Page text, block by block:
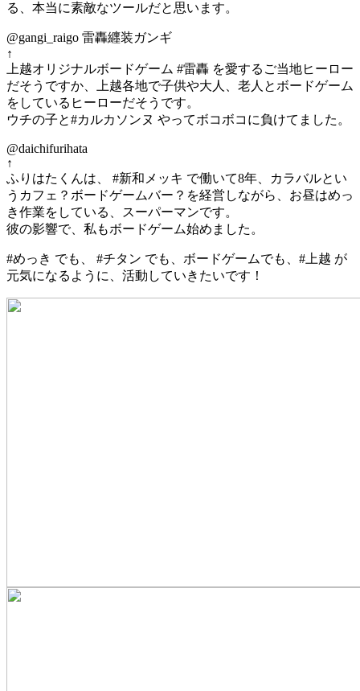
る、本当に素敵なツールだと思います。
@gangi_raigo 雷轟纒装ガンギ
↑
上越オリジナルボードゲーム #雷轟 を愛するご当地ヒーロー
だそうですか、上越各地で子供や大人、老人とボードゲーム
をしているヒーローだそうです。
ウチの子と#カルカソンヌ やってボコボコに負けてました。
@daichifurihata
↑
ふりはたくんは、 #新和メッキ で働いて8年、カラバルとい
うカフェ？ボードゲームバー？を経営しながら、お昼はめっ
き作業をしている、スーパーマンです。
彼の影響で、私もボードゲーム始めました。
#めっき でも、 #チタン でも、ボードゲームでも、#上越 が
元気になるように、活動していきたいです！